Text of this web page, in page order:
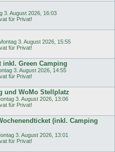
3. August 2026, 16:03
für Privat!
3. August 2026, 15:55
für Privat!
inkl. Green Camping
3. August 2026, 14:55
für Privat!
und WoMo Stellplatz
3. August 2026, 13:06
für Privat!
(inkl. Camping
3. August 2026, 13:01
für Privat!